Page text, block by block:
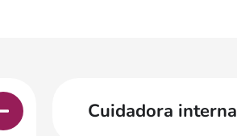
Cuidadora interna